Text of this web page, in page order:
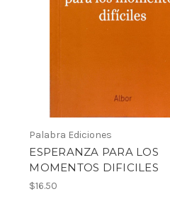
Palabra Ediciones
ESPERANZA PARA LOS
MOMENTOS DIFICILES
$16.50